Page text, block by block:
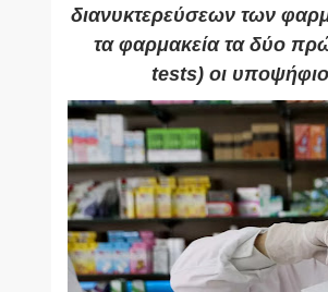
διανυκτερεύσεων των
τα φαρμακεία τα δύο
tests) οι